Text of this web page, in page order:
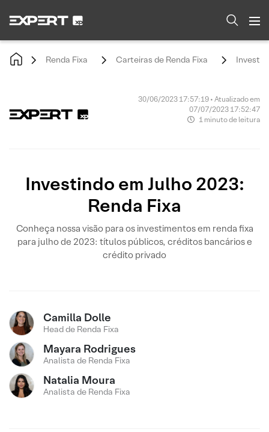
Renda Fixa Carteiras de Renda Fixa
30/06/2023 17:57:19 • Atualizado em
07/07/2023 17:52:47
1 minuto de leitura
Investindo em Julho 2023:
Renda Fixa
Conheça nossa visão para os investimentos em renda fixa
para julho de 2023: títulos públicos, créditos bancários e
crédito privado
Camilla Dolle
Head de Renda Fixa
Mayara Rodrigues
Analista de Renda Fixa
Natalia Moura
Analista de Renda Fixa